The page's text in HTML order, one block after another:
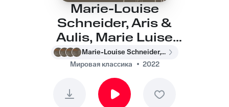
Marie-Louise
Schneider, Aris &
Aulis, Marie Luise
Werneburg, Sabine
Eyer, Stephan
Gähler, Jonathan de la
Paz Zaens - Missa in
Marie-Louise Schneider, Aris & Aulis, Marie Luise Werneburg, Sabine Eyer, Stephan Gähler, Jonathan de la Paz Zaens
Мировая классика
2022